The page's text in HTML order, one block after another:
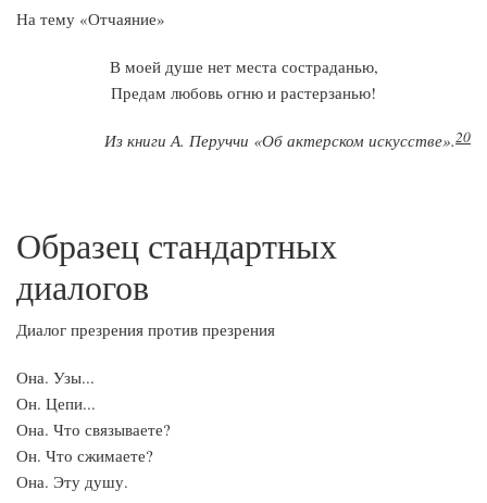
На тему «Отчаяние»
В моей душе нет места состраданью,
Предам любовь огню и растерзанью!
Из книги А. Перуччи «Об актерском искусстве».20
Образец стандартных
диалогов
Диалог презрения против презрения
Она. Узы...
Он. Цепи...
Она. Что связываете?
Он. Что сжимаете?
Она. Эту душу.